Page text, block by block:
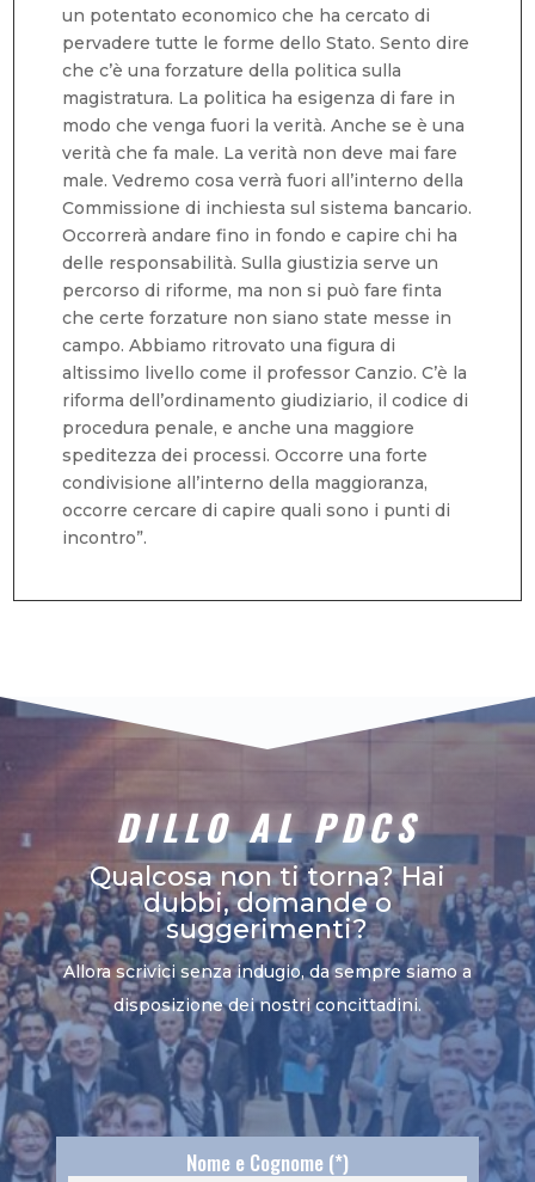
un potentato economico che ha cercato di
pervadere tutte le forme dello Stato. Sento dire
che c’è una forzature della politica sulla
magistratura. La politica ha esigenza di fare in
modo che venga fuori la verità. Anche se è una
verità che fa male. La verità non deve mai fare
male. Vedremo cosa verrà fuori all’interno della
Commissione di inchiesta sul sistema bancario.
Occorrerà andare fino in fondo e capire chi ha
delle responsabilità. Sulla giustizia serve un
percorso di riforme, ma non si può fare finta
che certe forzature non siano state messe in
campo. Abbiamo ritrovato una figura di
altissimo livello come il professor Canzio. C’è la
riforma dell’ordinamento giudiziario, il codice di
procedura penale, e anche una maggiore
speditezza dei processi. Occorre una forte
condivisione all’interno della maggioranza,
occorre cercare di capire quali sono i punti di
incontro”.
DILLO AL PDCS
Qualcosa non ti torna? Hai
dubbi, domande o
suggerimenti?
Allora scrivici senza indugio, da sempre siamo a
disposizione dei nostri concittadini.
Nome e Cognome (*)